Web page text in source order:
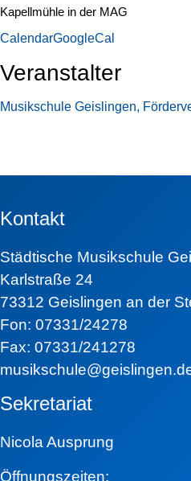
Kapellmühle in der MAG
CalendarGoogleCal
Veranstalter
Musikschule Geislingen,
Kontakt
Städtische Musikschule
Karlstraße 24
73312 Geislingen an der
Fon: 07331/24278
Fax: 07331/241278
Sekretariat
Nicola Ausprung